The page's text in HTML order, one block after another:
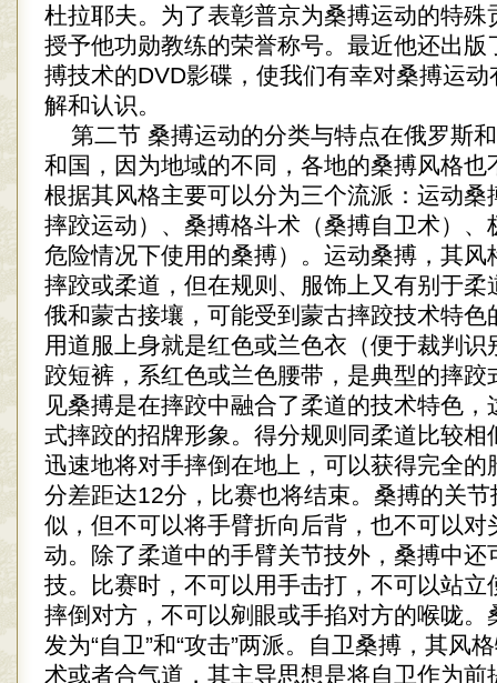
杜拉耶夫。为了表彰普京为桑搏运动的特殊
授予他功勋教练的荣誉称号。最近他还出版
搏技术的DVD影碟，使我们有幸对桑搏运
解和认识。
第二节 桑搏运动的分类与特点在俄罗斯
和国，因为地域的不同，各地的桑搏风格也
根据其风格主要可以分为三个流派：运动桑
摔跤运动）、桑搏格斗术（桑搏自卫术）、
危险情况下使用的桑搏）。运动桑搏，其风
摔跤或柔道，但在规则、服饰上又有别于柔
俄和蒙古接壤，可能受到蒙古摔跤技术特色
用道服上身就是红色或兰色衣（便于裁判识
跤短裤，系红色或兰色腰带，是典型的摔跤
见桑搏是在摔跤中融合了柔道的技术特色
式摔跤的招牌形象。得分规则同柔道比较相
迅速地将对手摔倒在地上，可以获得完全的
分差距达12分，比赛也将结束。桑搏的关
似，但不可以将手臂折向后背，也不可以对
动。除了柔道中的手臂关节技外，桑搏中还
技。比赛时，不可以用手击打，不可以站立
摔倒对方，不可以剜眼或手掐对方的喉咙。
发为“自卫”和“攻击”两派。自卫桑搏，其风
术或者合气道，其主导思想是将自卫作为前